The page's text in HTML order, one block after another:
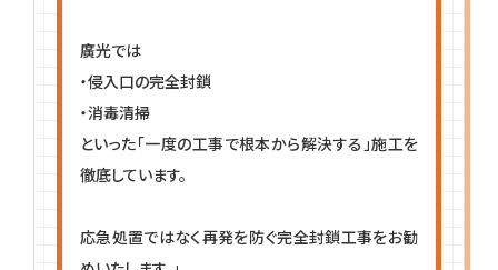
廣光では
・侵入口の完全封鎖
・消毒清掃
といった「一度の工事で根本から解決する」施工を
徹底しています。
応急処置ではなく再発を防ぐ完全封鎖工事をお勧